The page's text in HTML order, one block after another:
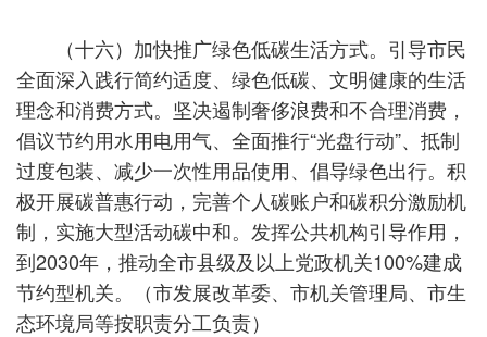
（十六）加快推广绿色低碳生活方式。引导市民
全面深入践行简约适度、绿色低碳、文明健康的生活
理念和消费方式。坚决遏制奢侈浪费和不合理消费，
倡议节约用水用电用气、全面推行“光盘行动”、抵制
过度包装、减少一次性用品使用、倡导绿色出行。积
极开展碳普惠行动，完善个人碳账户和碳积分激励机
制，实施大型活动碳中和。发挥公共机构引导作用，
到2030年，推动全市县级及以上党政机关100%建成
节约型机关。（市发展改革委、市机关管理局、市生
态环境局等按职责分工负责）